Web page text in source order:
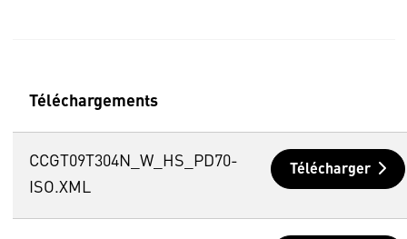
Téléchargements
CCGT09T304N_W_HS_PD70-
ISO.XML
Télécharger